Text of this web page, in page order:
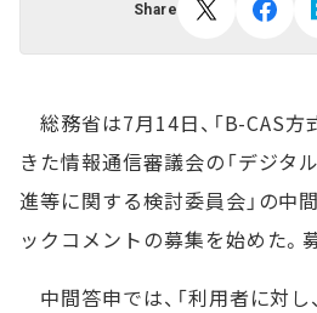
Share
総務省は7月14日、「B-CAS方
きた情報通信審議会の「デジタ
進等に関する検討委員会」の中
ックコメントの募集を始めた。
中間答申では、「利用者に対